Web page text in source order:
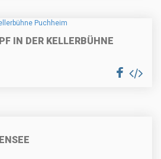
IN DER KELLERBÜHNE